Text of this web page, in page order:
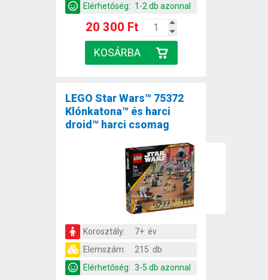
Elérhetőség: 1-2 db azonnal
20 300 Ft
LEGO Star Wars™ 75372
Klónkatona™ és harci
droid™ harci csomag
Korosztály:
7+ év
Elemszám:
215 db
Elérhetőség: 3-5 db azonnal